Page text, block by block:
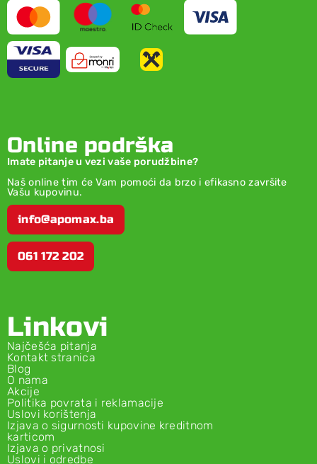
Online podrška
Imate pitanje u vezi vaše porudžbine?
Naš online tim će Vam pomoći da brzo i efikasno završite
Vašu kupovinu.
info@apomax.ba
061 172 202
Linkovi
Najčešća pitanja
Kontakt stranica
Blog
O nama
Akcije
Politika povrata i reklamacije
Uslovi korištenja
Izjava o sigurnosti kupovine kreditnom
karticom
Izjava o privatnosi
Uslovi i odredbe